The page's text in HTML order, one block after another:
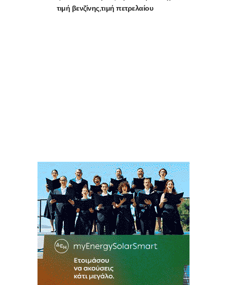
τιμή βενζίνης τιμή πετρελαίου